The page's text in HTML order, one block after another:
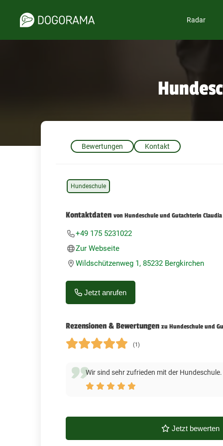
Radar
Bewertungen Kontakt
Hundeschule
Kontaktdaten von Hundeschule und Gutachterin Claudia
+49 175 5231022
Zur Webseite
Wildschützenweg 1, 85232 Bergkirchen
Jetzt anrufen
Rezensionen & Bewertungen zu Hundeschule und
(1)
Wir sind sehr zufrieden mit der
Jetzt bewerten